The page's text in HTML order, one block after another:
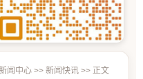
闻中心 >> 新闻快讯 >> 正文